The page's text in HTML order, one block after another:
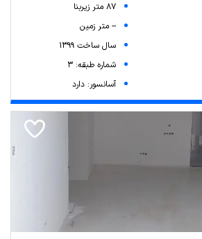
87 متر زیربنا
-- متر زمین
سال ساخت 1399
شماره طبقه: 3
آسانسور: دارد